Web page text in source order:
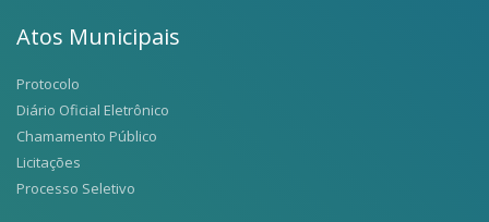
Atos Municipais
Protocolo
Diário Oficial Eletrônico
Chamamento Público
Licitações
Processo Seletivo